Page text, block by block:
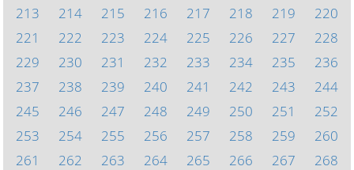
213
214 215 216 217 218 219
220
221
222 223 224 225 226 227
228
229
230 231 232 233 234 235
236
237
238 239 240 241 242 243
244
245
246 247 248 249 250 251
252
253
254 255 256 257 258 259
260
261
262 263 264 265 266 267
268